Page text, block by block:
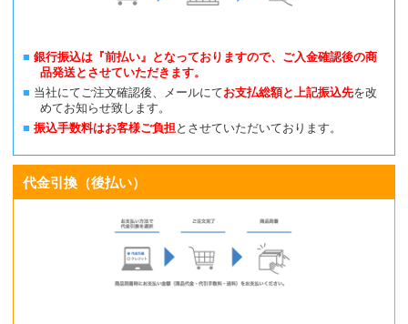
銀行振込は『前払い』となっておりますので、ご入金確認後の商
品発送とさせていただきます。
当社にてご注文確認後、メールにてお支払総額と上記振込先を改
めてお知らせ致します。
振込手数料はお客様ご負担とさせていただいております。
代金引換（後払い）